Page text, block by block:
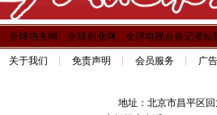
全球功夫网、全球创业网、全球电视台各记者站
关于我们 免责声明 会员服务 广
地址：北京市昌平区